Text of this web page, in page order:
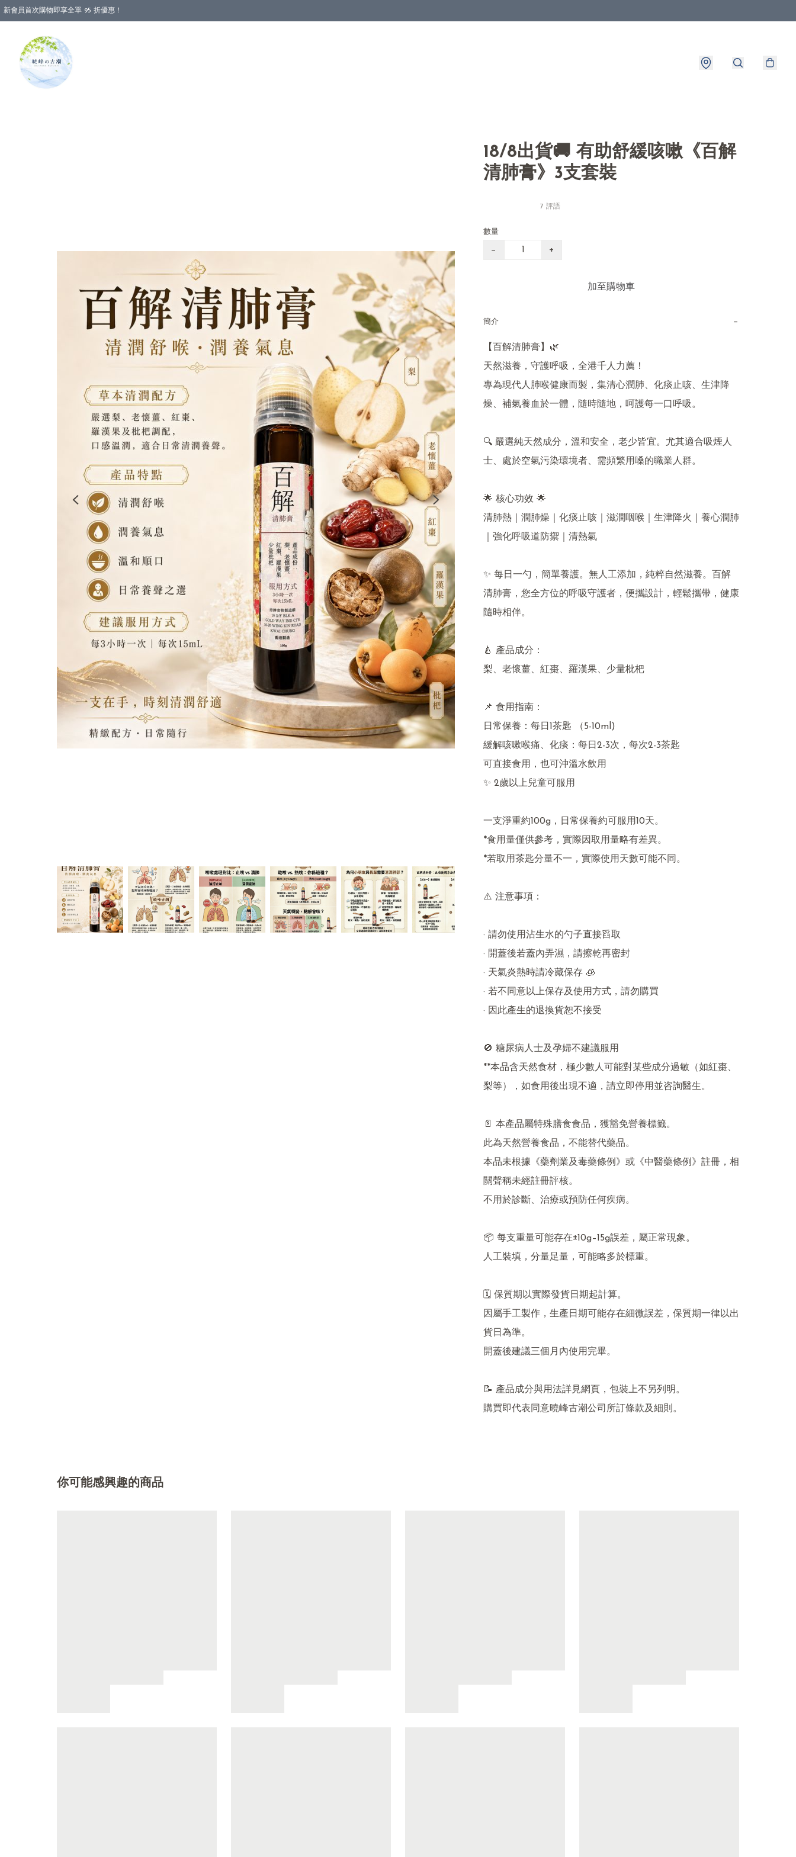
新會員首次購物即享全單 95 折優惠！
18/8出貨🚚 有助舒緩咳嗽《百解
清肺膏》3支套裝
7 評語
數量
− +
加至購物車
簡介 −
【百解清肺膏】🌿
天然滋養，守護呼吸，全港千人力薦！
專為現代人肺喉健康而製，集清心潤肺、化痰止咳、生津降
燥、補氣養血於一體，隨時隨地，呵護每一口呼吸。
🔍 嚴選純天然成分，溫和安全，老少皆宜。尤其適合吸煙人
士、處於空氣污染環境者、需頻繁用嗓的職業人群。
🌟 核心功效 🌟
清肺熱｜潤肺燥｜化痰止咳｜滋潤咽喉｜生津降火｜養心潤肺
｜強化呼吸道防禦｜清熱氣
✨ 每日一勺，簡單養護。無人工添加，純粹自然滋養。百解
清肺膏，您全方位的呼吸守護者，便攜設計，輕鬆攜帶，健康
隨時相伴。
🍐 產品成分：
梨、老懷薑、紅棗、羅漢果、少量枇杷
📌 食用指南：
日常保養：每日1茶匙 （5-10ml)
緩解咳嗽喉痛、化痰：每日2-3次，每次2-3茶匙
可直接食用，也可沖溫水飲用
✨ 2歲以上兒童可服用
一支淨重約100g，日常保養約可服用10天。
*食用量僅供參考，實際因取用量略有差異。
*若取用茶匙分量不一，實際使用天數可能不同。
⚠️ 注意事項：
· 請勿使用沾生水的勺子直接舀取
· 開蓋後若蓋內弄濕，請擦乾再密封
· 天氣炎熱時請冷藏保存 🧊
· 若不同意以上保存及使用方式，請勿購買
· 因此產生的退換貨恕不接受
🚫 糖尿病人士及孕婦不建議服用
**本品含天然食材，極少數人可能對某些成分過敏（如紅棗、
梨等），如食用後出現不適，請立即停用並咨詢醫生。
📄 本產品屬特殊膳食食品，獲豁免營養標籤。
此為天然營養食品，不能替代藥品。
本品未根據《藥劑業及毒藥條例》或《中醫藥條例》註冊，相
關聲稱未經註冊評核。
不用於診斷、治療或預防任何疾病。
📦 每支重量可能存在±10g–15g誤差，屬正常現象。
人工裝填，分量足量，可能略多於標重。
🗓 保質期以實際發貨日期起計算。
因屬手工製作，生產日期可能存在細微誤差，保質期一律以出
貨日為準。
開蓋後建議三個月內使用完畢。
📝 產品成分與用法詳見網頁，包裝上不另列明。
你可能感興趣的商品